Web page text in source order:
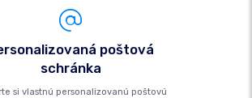
poštová
schránka
si vlastnú personalizovanú poštovú